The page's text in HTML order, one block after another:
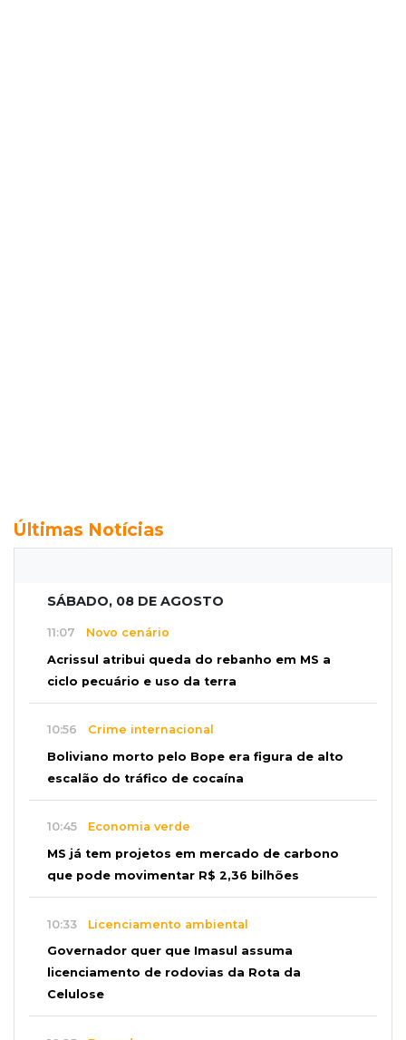
Últimas Notícias
SÁBADO, 08 DE AGOSTO
11:07 Novo cenário
Acrissul atribui queda do rebanho em MS a
ciclo pecuário e uso da terra
10:56 Crime internacional
Boliviano morto pelo Bope era figura de alto
escalão do tráfico de cocaína
10:45 Economia verde
MS já tem projetos em mercado de carbono
que pode movimentar R$ 2,36 bilhões
10:33 Licenciamento ambiental
Governador quer que Imasul assuma
licenciamento de rodovias da Rota da
Celulose